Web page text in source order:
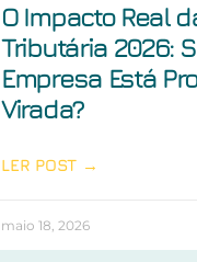
O Impacto Real
Tributária 2026:
Empresa Está
Virada?
LER POST →
maio 18, 2026